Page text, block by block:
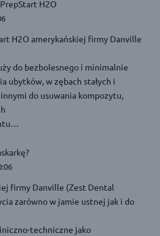
H2O
H2O amerykańskiej firmy Danville
do bezbolesnego i minimalnie
ubytków, w zębach stałych i
do usuwania kompozytu,
firmy Danville (Zest Dental
zarówno w jamie ustnej jak i do
techniczne jako